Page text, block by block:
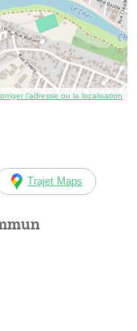
l’adresse ou la localisation
Trajet Maps